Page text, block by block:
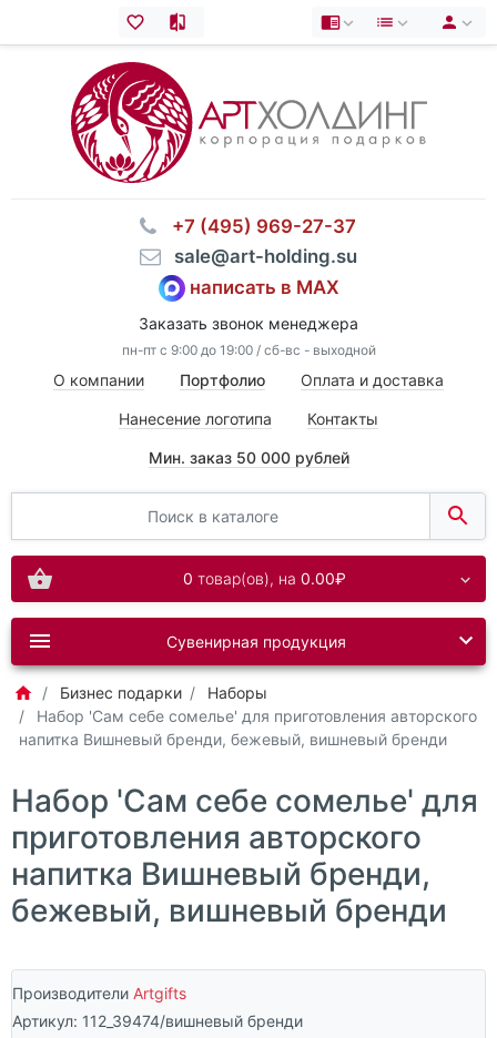
⠀+7 (495) 969-27-37
⠀sale@art-holding.su
написать в MAX
Заказать звонок менеджера
пн-пт с 9:00 до 19:00 / сб-вс - выходной
О компании Портфолио Оплата и доставка
Нанесение логотипа Контакты
Мин. заказ 50 000 рублей
0 товар(ов), на 0.00₽
Сувенирная продукция
Бизнес подарки
Наборы
Набор 'Сам себе сомелье' для приготовления авторского
напитка Вишневый бренди, бежевый, вишневый бренди
Набор 'Сам себе сомелье' для
приготовления авторского
напитка Вишневый бренди,
бежевый, вишневый бренди
Производители Artgifts
Артикул: 112_39474/вишневый бренди